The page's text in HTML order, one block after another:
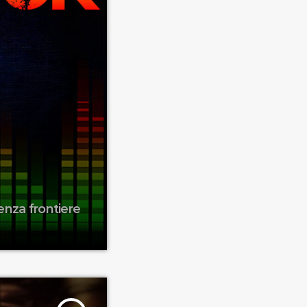
frontiere
groove e
come